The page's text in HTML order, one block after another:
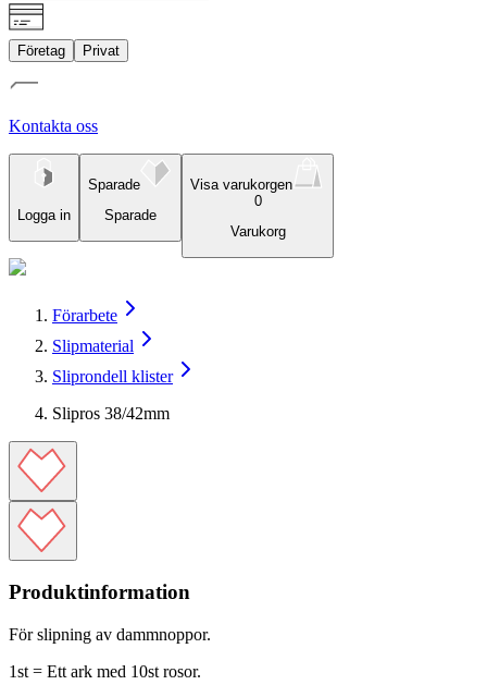
Företag Privat
Kontakta oss
Logga in
Sparade
Sparade
Visa varukorgen
0
Varukorg
Förarbete
Slipmaterial
Sliprondell klister
Slipros 38/42mm
Produktinformation
För slipning av dammnoppor.
1st = Ett ark med 10st rosor.